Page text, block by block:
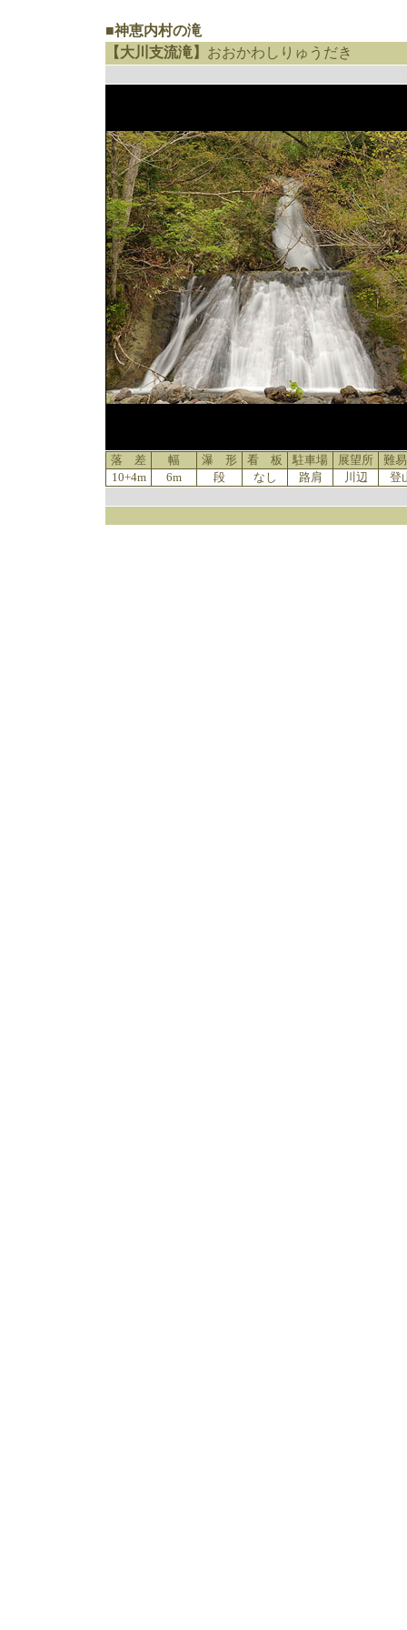
■神恵内村の滝
【大川支流滝】 おおかわしりゅうだき
落 差 幅 瀑 形 看 板 駐車場 展望所
難
10+4m
6m 段 なし 路肩 川辺 登